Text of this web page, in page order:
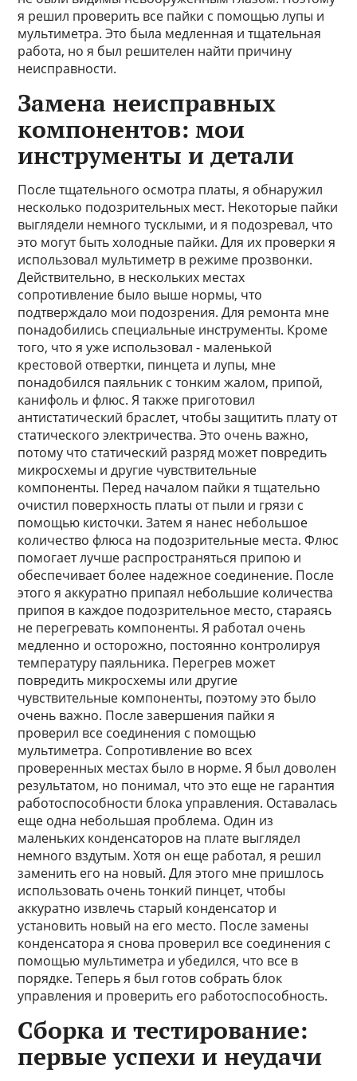
я решил проверить все пайки с помощью лупы и
мультиметра. Это была медленная и тщательная
работа, но я был решителен найти причину
неисправности.
Замена неисправных
компонентов: мои
инструменты и детали
После тщательного осмотра платы, я обнаружил
несколько подозрительных мест. Некоторые пайки
выглядели немного тусклыми, и я подозревал, что
это могут быть холодные пайки. Для их проверки я
использовал мультиметр в режиме прозвонки.
Действительно, в нескольких местах
сопротивление было выше нормы, что
подтверждало мои подозрения. Для ремонта мне
понадобились специальные инструменты. Кроме
того, что я уже использовал - маленькой
крестовой отвертки, пинцета и лупы, мне
понадобился паяльник с тонким жалом, припой,
канифоль и флюс. Я также приготовил
антистатический браслет, чтобы защитить плату от
статического электричества. Это очень важно,
потому что статический разряд может повредить
микросхемы и другие чувствительные
компоненты. Перед началом пайки я тщательно
очистил поверхность платы от пыли и грязи с
помощью кисточки. Затем я нанес небольшое
количество флюса на подозрительные места. Флюс
помогает лучше распространяться припою и
обеспечивает более надежное соединение. После
этого я аккуратно припаял небольшие количества
припоя в каждое подозрительное место, стараясь
не перегревать компоненты. Я работал очень
медленно и осторожно, постоянно контролируя
температуру паяльника. Перегрев может
повредить микросхемы или другие
чувствительные компоненты, поэтому это было
очень важно. После завершения пайки я
проверил все соединения с помощью
мультиметра. Сопротивление во всех
проверенных местах было в норме. Я был доволен
результатом, но понимал, что это еще не гарантия
работоспособности блока управления. Оставалась
еще одна небольшая проблема. Один из
маленьких конденсаторов на плате выглядел
немного вздутым. Хотя он еще работал, я решил
заменить его на новый. Для этого мне пришлось
использовать очень тонкий пинцет, чтобы
аккуратно извлечь старый конденсатор и
установить новый на его место. После замены
конденсатора я снова проверил все соединения с
помощью мультиметра и убедился, что все в
порядке. Теперь я был готов собрать блок
управления и проверить его работоспособность.
Сборка и тестирование:
первые успехи и неудачи